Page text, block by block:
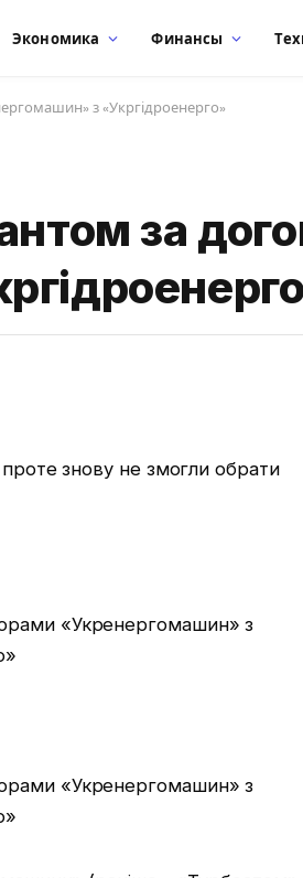
Экономика Финансы
з «Укргідроенерго»
за
знову не змогли обрати